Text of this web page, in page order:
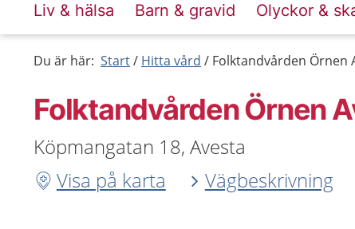
Liv & hälsa Barn & gravid Olyckor &
Du är här: Start Hitta vård Folktandvården Örnen
Folktandvården Örnen
Köpmangatan 18, Avesta
Visa på karta
Vägbeskrivning